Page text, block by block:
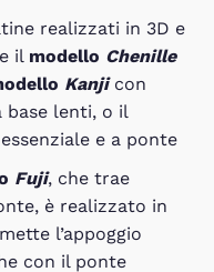
realizzati in 3D e
il modello Chenille
Kanjicon
base lenti, o il
e a ponte
Fuji, che trae
è realizzato in
l’appoggio
con il ponte